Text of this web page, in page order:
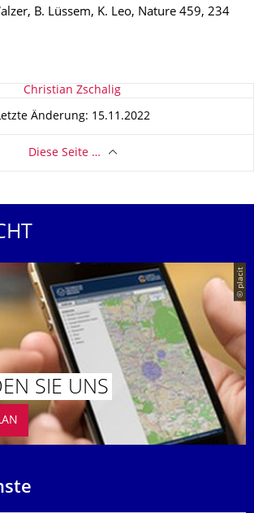
B. Lüssem, K. Leo, Nature 459, 234
Christian Zschalig
Letzte Änderung: 15.11.2022
Diese Seite …
© placit
SIE UNS